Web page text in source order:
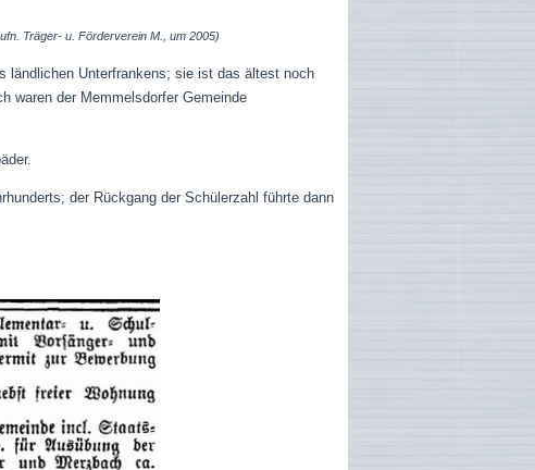
Träger- u. Förderverein M., um 2005)
ländlichen Unterfrankens; sie ist das ältest noch
waren der Memmelsdorfer Gemeinde
der Rückgang der Schülerzahl führte dann